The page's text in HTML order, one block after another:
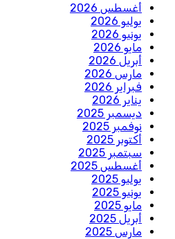
أغسطس 2026
يوليو 2026
يونيو 2026
مايو 2026
أبريل 2026
مارس 2026
فبراير 2026
يناير 2026
ديسمبر 2025
نوفمبر 2025
أكتوبر 2025
سبتمبر 2025
أغسطس 2025
يوليو 2025
يونيو 2025
مايو 2025
أبريل 2025
مارس 2025